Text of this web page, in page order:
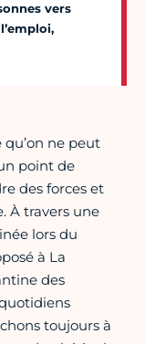
vers
qu’on ne peut
point de
des forces et
À travers une
lors du
à La
des
toujours à